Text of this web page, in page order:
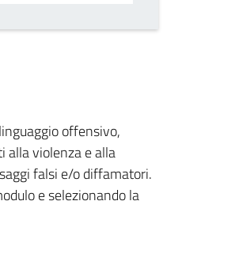
offensivo,
alla violenza e alla
falsi e/o diffamatori.
e selezionando la